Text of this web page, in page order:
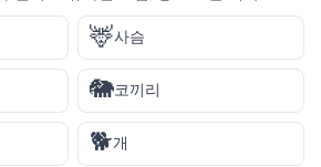
🦌사슴
🐘코끼리
🐕개